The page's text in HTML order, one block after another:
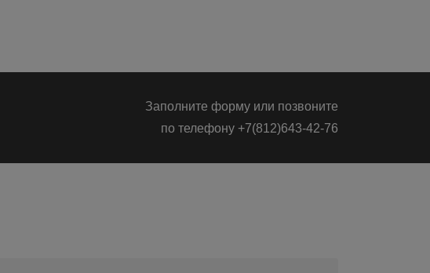
Заполните форму или позвоните
по телефону +7(812)643-42-76